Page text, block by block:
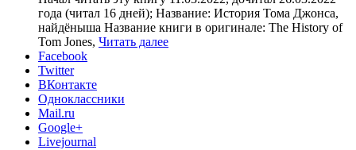
года (читал 16 дней); Название: История Тома Джонса,
найдёныша Название книги в оригинале: The History of
Tom Jones, Читать далее
Facebook
Twitter
ВКонтакте
Одноклассники
Mail.ru
Google+
Livejournal